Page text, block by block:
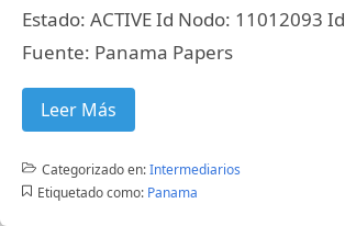
Estado: ACTIVE Id Nodo: 11012093 Id
Fuente: Panama Papers
Leer Más
Categorizado en:Intermediarios
Etiquetado como: Panama